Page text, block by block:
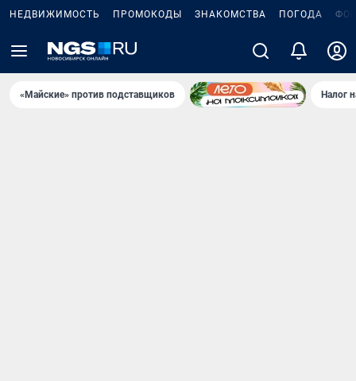
НЕДВИЖИМОСТЬ ПРОМОКОДЫ ЗНАКОМСТВА ПОГОДА
«Майские» против подставщиков Налог